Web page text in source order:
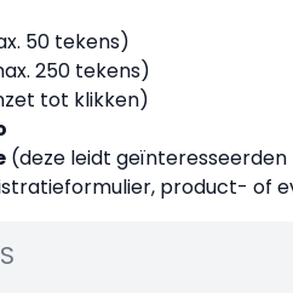
50 tekens)
250 tekens)
tot klikken)
(deze leidt
product- of